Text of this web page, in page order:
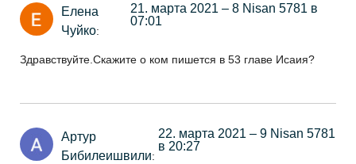
Елена
Чуйко:
21. марта 2021 – 8 Nisan 5781 в
07:01
Здравствуйте.Скажите о ком пишется в 53 главе Исаия?
Артур
Бибилеишвили:
22. марта 2021 – 9 Nisan 5781
в 20:27